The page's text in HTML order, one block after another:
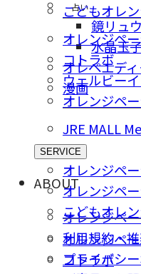
占い
鏡リュ
水晶玉
オレペエデ
漫画
こどもオレ
オレンジペ
コトラボ
ウェルビー
オレンジペ
JRE MALL
SERVICE
オレンジペ
オレンジペ
こどもオレ
オレンジペ
コトラボ
ABOUT
オレンジペ
利用規約・
プライバシ